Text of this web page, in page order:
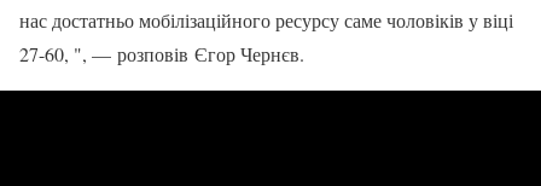
нас достатньо мобілізаційного ресурсу саме чоловіків у віці
27-60, ", — розповів Єгор Чернєв.